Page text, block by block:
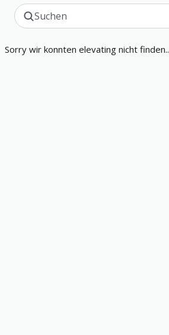
Sorry wir konnten elevating nicht finden..